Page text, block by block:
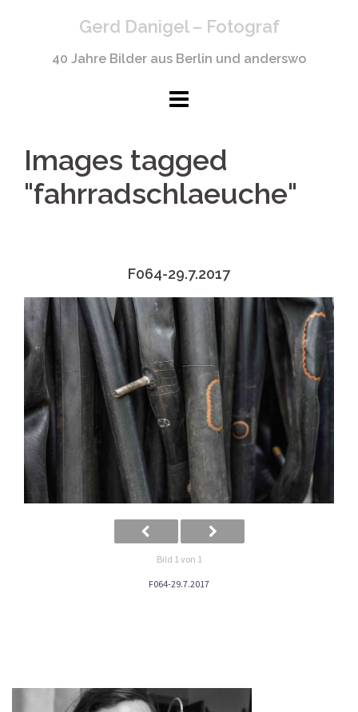
Gerd Danigel – Fotograf
40 Jahre Bilder aus Berlin und anderswo
Images tagged
"fahrradschlaeuche"
F064-29.7.2017
Bild 1 von 1
F064-29.7.2017